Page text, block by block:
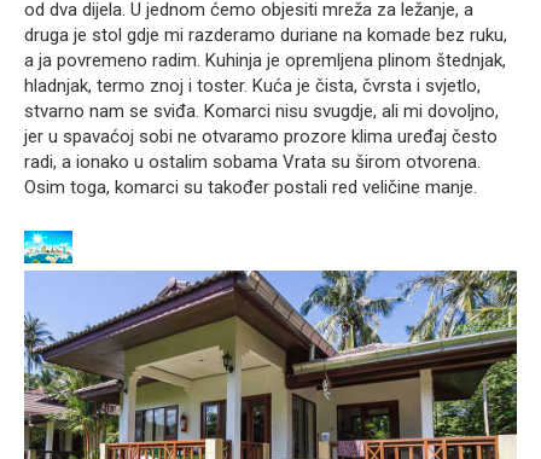
od dva dijela. U jednom ćemo objesiti mreža za ležanje, a
druga je stol gdje mi razderamo duriane na komade bez ruku,
a ja povremeno radim. Kuhinja je opremljena plinom štednjak,
hladnjak, termo znoj i toster. Kuća je čista, čvrsta i svjetlo,
stvarno nam se sviđa. Komarci nisu svugdje, ali mi dovoljno,
jer u spavaćoj sobi ne otvaramo prozore klima uređaj često
radi, a ionako u ostalim sobama Vrata su širom otvorena.
Osim toga, komarci su također postali red veličine manje.